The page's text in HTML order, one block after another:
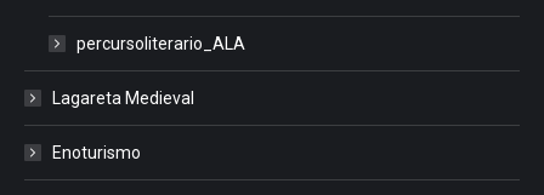
percursoliterario_ALA
Lagareta Medieval
Enoturismo